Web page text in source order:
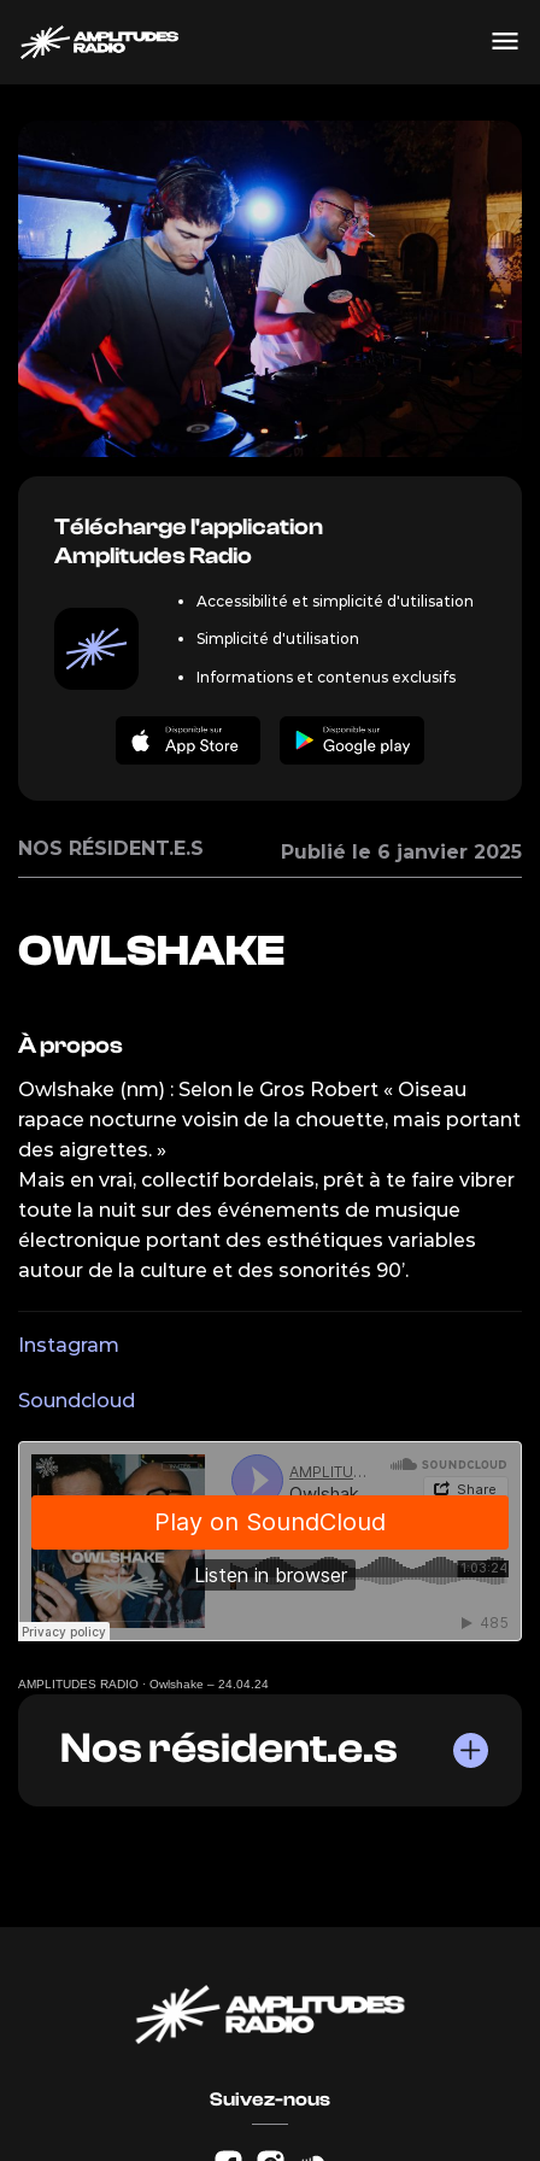
au
Télécharge l'application
Amplitudes Radio
Accessibilité et simplicité d'utilisation
Simplicité d'utilisation
Informations et contenus exclusifs
NOS RÉSIDENT.E.S Publié le 6 janvier 2025
OWLSHAKE
À propos
Owlshake (nm) : Selon le Gros Robert « Oiseau
rapace nocturne voisin de la chouette, mais portant
des aigrettes. »
Mais en vrai, collectif bordelais, prêt à te faire vibrer
toute la nuit sur des événements de musique
électronique portant des esthétiques variables
autour de la culture et des sonorités 90’.
Instagram
Soundcloud
AMPLITUDES RADIO · Owlshake – 24.04.24
Nos résident.e.s
Suivez-nous